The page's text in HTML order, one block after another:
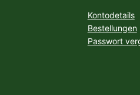
Kontodetails
Bestellungen
Passwort